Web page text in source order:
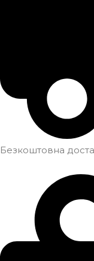
Безкоштовна